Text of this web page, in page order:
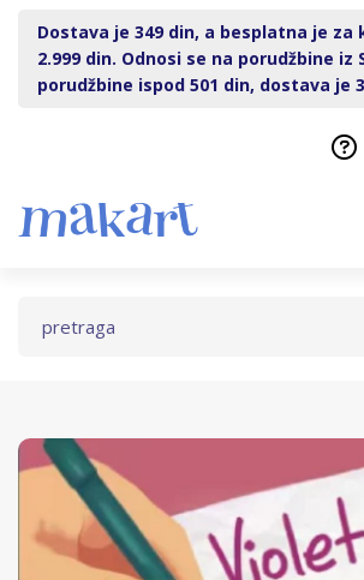
Dostava je 349 din, a besplatna je za
2.999 din. Odnosi se na porudžbine iz
porudžbine ispod 501 din, dostava je